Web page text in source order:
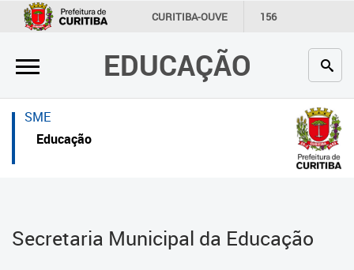
CURITIBA-OUVE 156
INFORMAÇÃO SECRETARIAS
EDUCAÇÃO
×
Inicial
Secretaria
Profissionais da educação
Contato
×
Inicial
Inicial
Secretaria
Crianças e estudantes
SME
Educação
Secretaria Municipal da Educação